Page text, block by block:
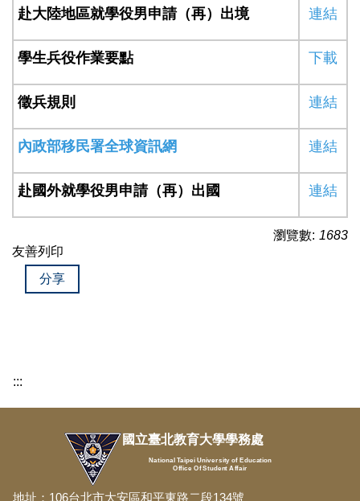
赴大陸地區就學役男申請（再）出境 連結
學生兵役作業要點 下載
徵兵規則 連結
內政部移民署全球資訊網 連結
赴國外就學役男申請（再）出國 連結
瀏覽數: 1683
友善列印
分享
:::
國立臺北教育大學學務處
National Taipei University of Education
Office Of Student Affair
地址：106台北市大安區和平東路二段134號